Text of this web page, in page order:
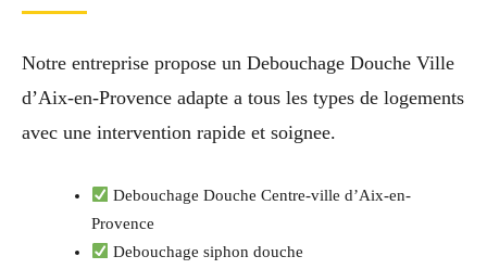
Notre entreprise propose un Debouchage Douche Ville
d’Aix-en-Provence adapte a tous les types de logements
avec une intervention rapide et soignee.
Debouchage Douche Centre-ville d’Aix-en-
Provence
Debouchage siphon douche